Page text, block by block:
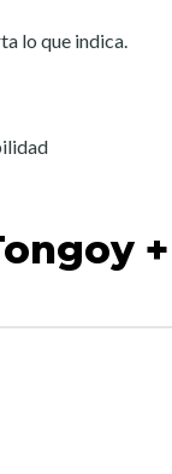
lo que indica.